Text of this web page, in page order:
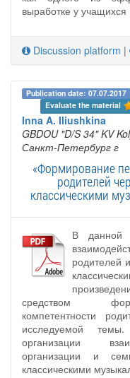
выработке у учащихся
Discussion platform |
Publication date: 07.07.2017
Evaluate the material
Inna A. Iliushkina
GBDOU "D/S 34" KV
Санкт-Петербург г
«Формирование
родителей
классическими
В данной
родителей
средством
компетентности
исследуемой
организации
организации и
классическими